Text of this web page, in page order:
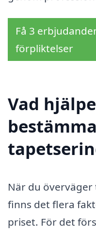
Få 3
förpliktelser
Vad
När du
finns det flera
priset. För det